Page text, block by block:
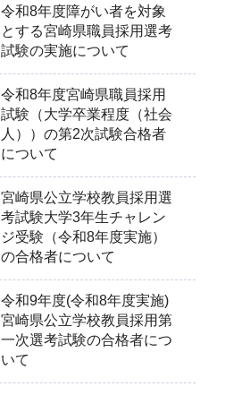
令和8年度障がい者を対象
とする宮崎県職員採用選考
試験の実施について
令和8年度宮崎県職員採用
試験（大学卒業程度（社会
人））の第2次試験合格者
について
宮崎県公立学校教員採用選
考試験大学3年生チャレン
ジ受験（令和8年度実施）
の合格者について
令和9年度(令和8年度実施)
宮崎県公立学校教員採用第
一次選考試験の合格者につ
いて